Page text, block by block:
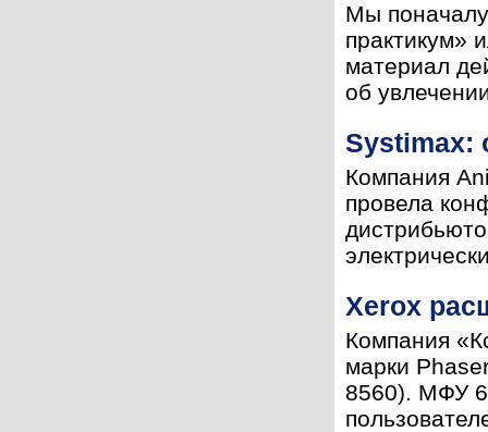
Мы поначалу
практикум»
материал
об
Systimax:
Компания
провела
Xerox
Компания
марки
8560). МФУ